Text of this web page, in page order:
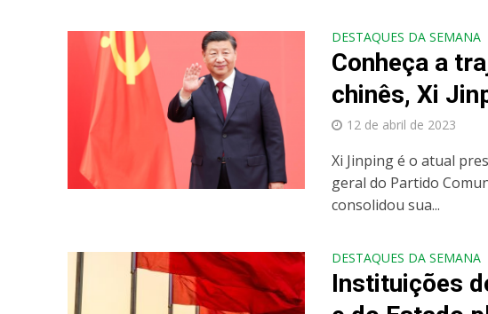
DESTAQUES DA SEMANA
Conheça a
chinês, Xi
12 de abril de 2023
Xi Jinping é o atual
geral do Partido
consolidou sua...
DESTAQUES DA SEMANA
Instituições